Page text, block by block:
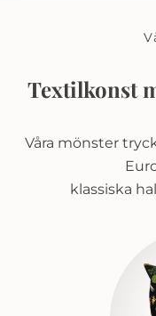
Textilkonst
Våra mönster
klassiska